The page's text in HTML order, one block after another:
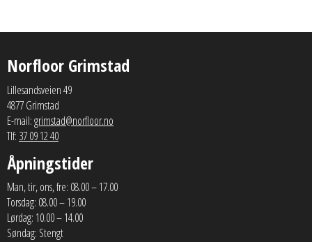
Norfloor Grimstad
Lillesandsveien 49
4877 Grimstad
E-mail:grimstad@norfloor.no
Tlf: 37 09 12 40
Åpningstider
Man, tir, ons, fre: 08.00 – 17.00
Torsdag: 08.00 – 19.00
Lørdag: 10.00 – 14.00
Søndag: Stengt